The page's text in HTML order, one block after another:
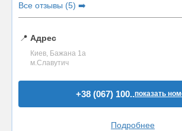
Все отзывы (5) ➡️
📍 Адрес
Киев, Бажана 1а
м.Славутич
+38 (067) 100..показать
Подробнее